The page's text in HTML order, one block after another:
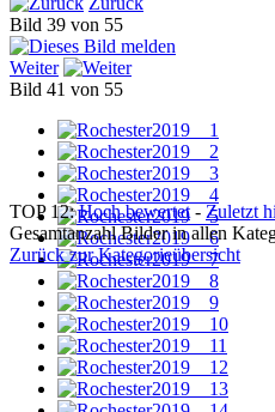
Bild 39 von 55
Weiter
Bild 41 von 55
TOP 12:Hoch bewertet - Zuletzt
Gesamtanzahl Bilder in allen
Zurück zur Kategorieübersicht